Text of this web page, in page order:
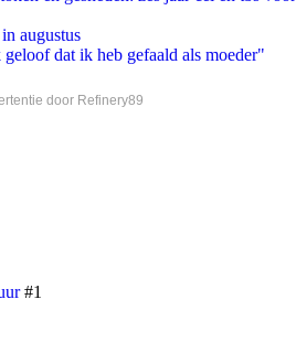
augustus
dat ik heb gefaald als moeder"
door Refinery89
#1